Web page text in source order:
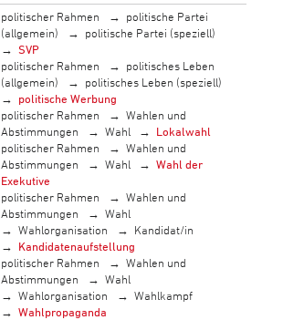
politischer Rahmen
politische Partei
(allgemein)
politische Partei (speziell)
SVP
politischer Rahmen
politisches Leben
(allgemein)
politisches Leben (speziell)
politische Werbung
politischer Rahmen
Wahlen und
Abstimmungen
Wahl
Lokalwahl
politischer Rahmen
Wahlen und
Abstimmungen
Wahl
Wahl der
Exekutive
politischer Rahmen
Wahlen und
Abstimmungen
Wahl
Wahlorganisation
Kandidat/in
Kandidatenaufstellung
politischer Rahmen
Wahlen und
Abstimmungen
Wahl
Wahlorganisation
Wahlkampf
Wahlpropaganda